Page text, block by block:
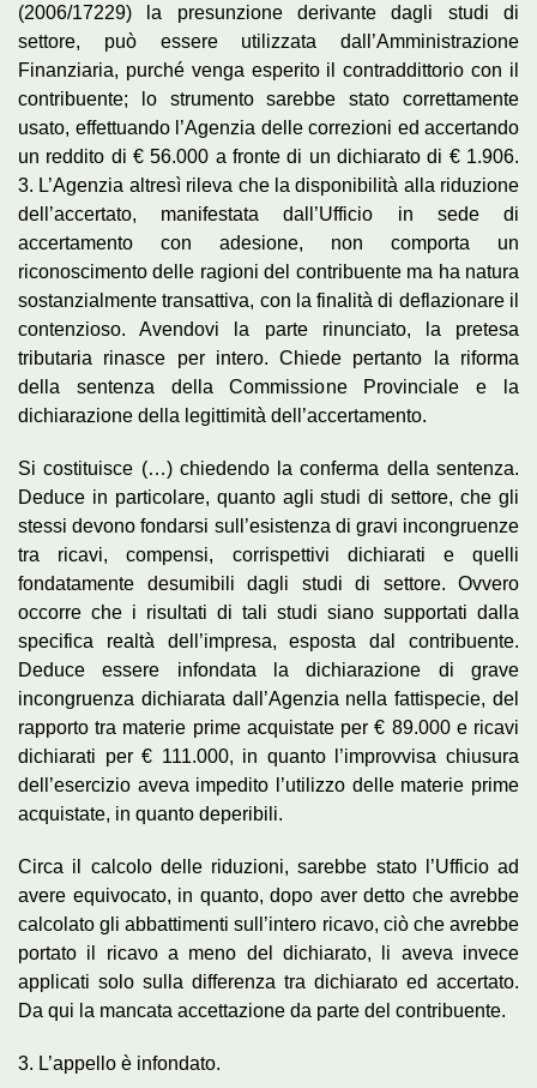
(2006/17229) la presunzione derivante dagli studi di
settore, può essere utilizzata dall’Amministrazione
Finanziaria, purché venga esperito il contraddittorio con il
contribuente; lo strumento sarebbe stato correttamente
usato, effettuando l’Agenzia delle correzioni ed accertando
un reddito di € 56.000 a fronte di un dichiarato di € 1.906.
3. L’Agenzia altresì rileva che la disponibilità alla riduzione
dell’accertato, manifestata dall’Ufficio in sede di
accertamento con adesione, non comporta un
riconoscimento delle ragioni del contribuente ma ha natura
sostanzialmente transattiva, con la finalità di deflazionare il
contenzioso. Avendovi la parte rinunciato, la pretesa
tributaria rinasce per intero. Chiede pertanto la riforma
della sentenza della Commissione Provinciale e la
dichiarazione della legittimità dell’accertamento.
Si costituisce (…) chiedendo la conferma della sentenza.
Deduce in particolare, quanto agli studi di settore, che gli
stessi devono fondarsi sull’esistenza di gravi incongruenze
tra ricavi, compensi, corrispettivi dichiarati e quelli
fondatamente desumibili dagli studi di settore. Ovvero
occorre che i risultati di tali studi siano supportati dalla
specifica realtà dell’impresa, esposta dal contribuente.
Deduce essere infondata la dichiarazione di grave
incongruenza dichiarata dall’Agenzia nella fattispecie, del
rapporto tra materie prime acquistate per € 89.000 e ricavi
dichiarati per € 111.000, in quanto l’improvvisa chiusura
dell’esercizio aveva impedito l’utilizzo delle materie prime
acquistate, in quanto deperibili.
Circa il calcolo delle riduzioni, sarebbe stato l’Ufficio ad
avere equivocato, in quanto, dopo aver detto che avrebbe
calcolato gli abbattimenti sull’intero ricavo, ciò che avrebbe
portato il ricavo a meno del dichiarato, li aveva invece
applicati solo sulla differenza tra dichiarato ed accertato.
Da qui la mancata accettazione da parte del contribuente.
3. L’appello è infondato.